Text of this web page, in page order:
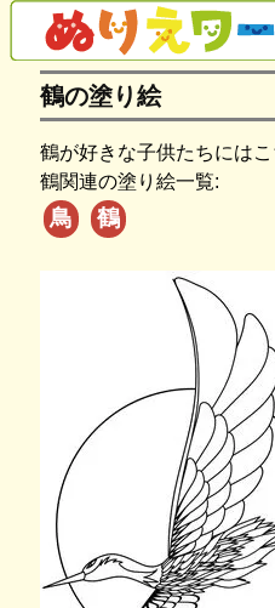
鶴の塗り絵
鶴が好きな子供たちには
鶴関連の塗り絵一覧:
鳥 鶴